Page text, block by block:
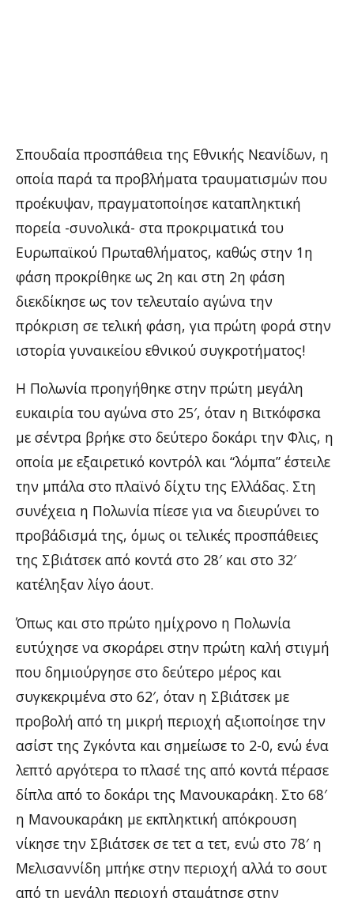
Σπουδαία προσπάθεια της Εθνικής Νεανίδων, η
οποία παρά τα προβλήματα τραυματισμών που
προέκυψαν, πραγματοποίησε καταπληκτική
πορεία -συνολικά- στα προκριματικά του
Ευρωπαϊκού Πρωταθλήματος, καθώς στην 1η
φάση προκρίθηκε ως 2η και στη 2η φάση
διεκδίκησε ως τον τελευταίο αγώνα την
πρόκριση σε τελική φάση, για πρώτη φορά στην
ιστορία γυναικείου εθνικού συγκροτήματος!
Η Πολωνία προηγήθηκε στην πρώτη μεγάλη
ευκαιρία του αγώνα στο 25′, όταν η Βιτκόφσκα
με σέντρα βρήκε στο δεύτερο δοκάρι την Φλις, η
οποία με εξαιρετικό κοντρόλ και “λόμπα” έστειλε
την μπάλα στο πλαϊνό δίχτυ της Ελλάδας. Στη
συνέχεια η Πολωνία πίεσε για να διευρύνει το
προβάδισμά της, όμως οι τελικές προσπάθειες
της Σβιάτσεκ από κοντά στο 28′ και στο 32′
κατέληξαν λίγο άουτ.
Όπως και στο πρώτο ημίχρονο η Πολωνία
ευτύχησε να σκοράρει στην πρώτη καλή στιγμή
που δημιούργησε στο δεύτερο μέρος και
συγκεκριμένα στο 62′, όταν η Σβιάτσεκ με
προβολή από τη μικρή περιοχή αξιοποίησε την
ασίστ της Ζγκόντα και σημείωσε το 2-0, ενώ ένα
λεπτό αργότερα το πλασέ της από κοντά πέρασε
δίπλα από το δοκάρι της Μανουκαράκη. Στο 68′
η Μανουκαράκη με εκπληκτική απόκρουση
νίκησε την Σβιάτσεκ σε τετ α τετ, ενώ στο 78′ η
Μελισαννίδη μπήκε στην περιοχή αλλά το σουτ
από τη μεγάλη περιοχή σταμάτησε στην